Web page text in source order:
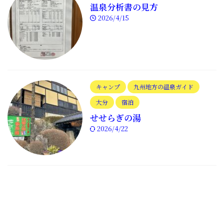
温泉分析書の見方
2026/4/15
キャンプ
九州地方の温泉ガイド
大分
宿泊
せせらぎの湯
2026/4/22